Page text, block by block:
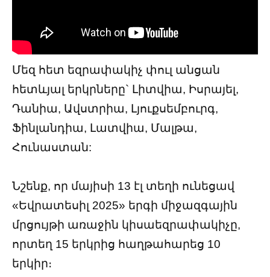
Մեզ հետ եզրափակիչ փուլ անցան
հետևյալ երկրները` Լիտվիա, Իսրայել,
Դանիա, Ավստրիա, Լյուքսեմբուրգ,
Ֆինլանդիա, Լատվիա, Մալթա,
Հունաստան:
Նշենք, որ մայիսի 13 էլ տեղի ունեցավ
«Եվրատեսիլ 2025» երգի միջազգային
մրցույթի առաջին կիսաեզրափակիչը,
որտեղ 15 երկրից հաղթահարեց 10
երկիր։